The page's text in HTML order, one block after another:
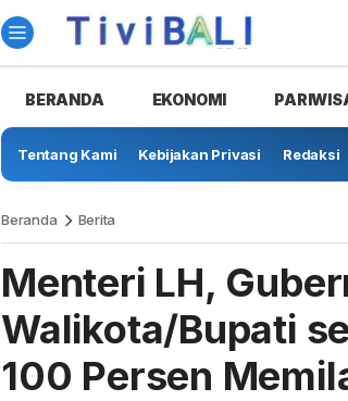
BERANDA EKONOMI
Tentang Kami Kebijakan Privasi Redaksi
Beranda Berita
Menteri LH,
Walikota/Bupati
100 Persen